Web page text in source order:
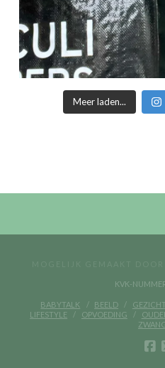
Meer laden...
KVK-
BABYTALK BEELD
LIFESTYLE
OPVOEDING